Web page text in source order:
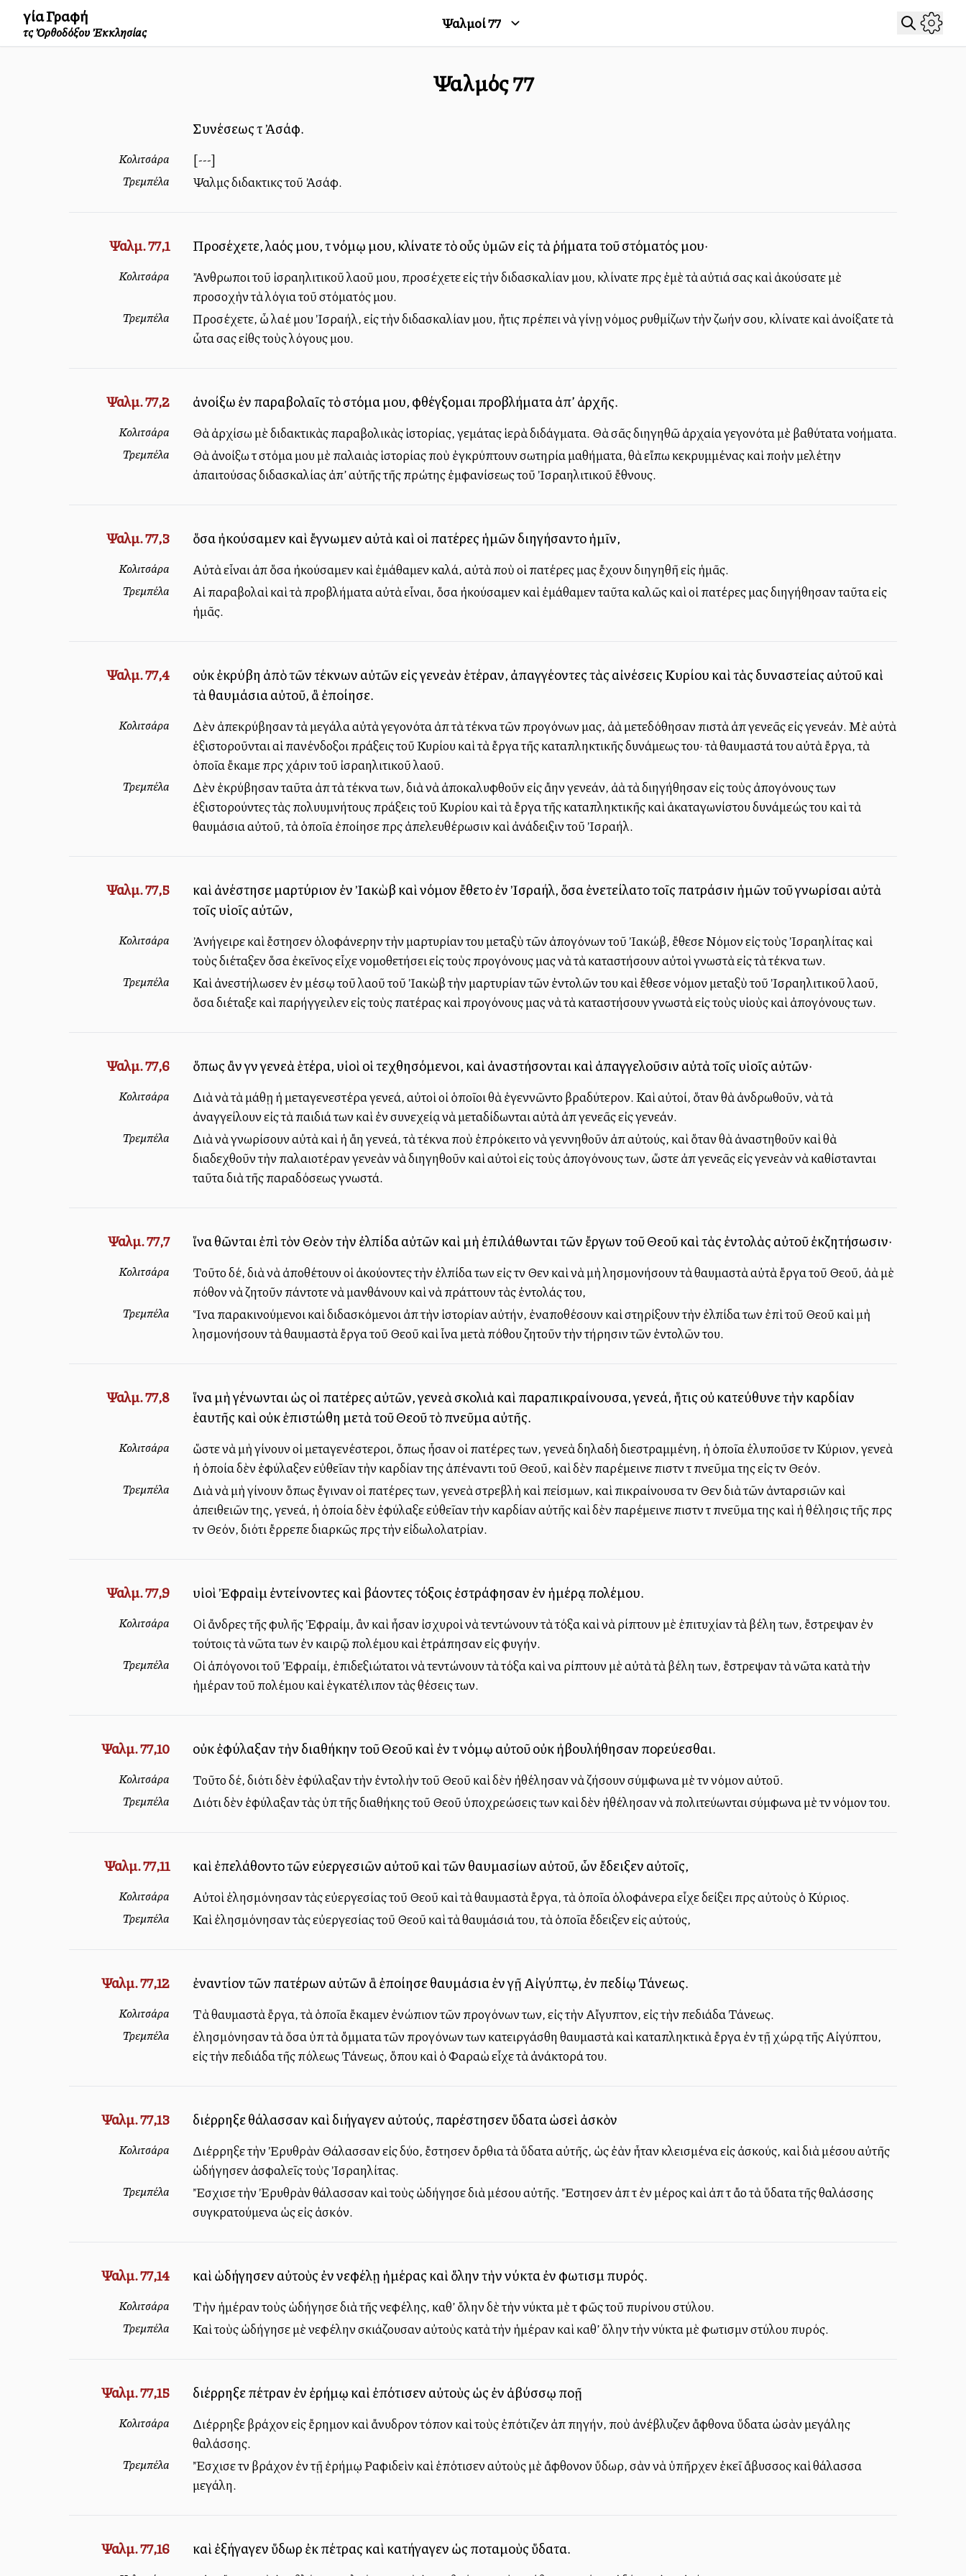
Ἁγία Γραφή
τῆς Ὀρθοδόξου Ἐκκλησίας Ψαλμοί77
Ψαλμός77
Συνέσεως τῷ Ἀσάφ.
Κολιτσάρα [---]
Τρεμπέλα Ψαλμὸς διδακτικὸς τοῦ Ἀσάφ.
Ψαλμ. 77,1 Προσέχετε, λαός μου, τῷ νόμῳ μου, κλίνατε τὸ οὖς ὑμῶν εἰς τὰ ῥήματα τοῦ στόματός μου·
Κολιτσάρα
Ἄνθρωποι τοῦ ἰσραηλιτικοῦ λαοῦ μου, προσέχετε εἰς τὴν διδασκαλίαν μου, κλίνατε πρὸς ἐμὲ τὰ αὐτιά σας καὶ ἀκούσατε μὲ
προσοχὴν τὰ λόγια τοῦ στόματός μου.
Τρεμπέλα
Προσέχετε, ὦ λαέ μου Ἰσραήλ, εἰς τὴν διδασκαλίαν μου, ἥτις πρέπει νὰ γίνῃ νόμος ρυθμίζων τὴν ζωήν σου, κλίνατε καὶ ἀνοίξατε τὰ
ὦτα σας εἰθς τοὺς λόγους μου.
Ψαλμ. 77,2 ἀνοίξω ἐν παραβολαῖς τὸ στόμα μου, φθέγξομαι προβλήματα ἀπ’ ἀρχῆς.
Κολιτσάρα Θὰ ἀρχίσω μὲ διδακτικὰς παραβολικὰς ἱστορίας, γεμάτας ἱερὰ διδάγματα. Θὰ σᾶς διηγηθῶ ἀρχαία γεγονότα μὲ βαθύτατα νοήματα.
Τρεμπέλα
Θὰ ἀνοίξω τὸ στόμα μου μὲ παλαιὰς ἱστορίας ποὺ ἐγκρύπτουν σωτηρία μαθήματα, θὰ εἴπω κεκρυμμένας καὶ πολλὴν μελέτην
ἀπαιτούσας διδασκαλίας ἀπ’ αὐτῆς τῆς πρώτης ἐμφανίσεως τοῦ Ἰσραηλιτικοῦ ἔθνους.
Ψαλμ. 77,3 ὅσα ἠκούσαμεν καὶ ἔγνωμεν αὐτὰ καὶ οἱ πατέρες ἡμῶν διηγήσαντο ἡμῖν,
Κολιτσάρα Αὐτὰ εἶναι ἀπὸ ὅσα ἠκούσαμεν καὶ ἐμάθαμεν καλά, αὐτὰ ποὺ οἱ πατέρες μας ἔχουν διηγηθῆ εἰς ἡμᾶς.
Τρεμπέλα
Αἱ παραβολαὶ καὶ τὰ προβλήματα αὐτὰ εἶναι, ὅσα ἠκούσαμεν καὶ ἐμάθαμεν ταῦτα καλῶς καὶ οἱ πατέρες μας διηγήθησαν ταῦτα εἰς
ἡμᾶς.
Ψαλμ. 77,4
οὐκ ἐκρύβη ἀπὸ τῶν τέκνων αὐτῶν εἰς γενεὰν ἑτέραν, ἀπαγγέλλοντες τὰς αἰνέσεις Κυρίου καὶ τὰς δυναστείας αὐτοῦ καὶ
τὰ θαυμάσια αὐτοῦ, ἃ ἐποίησε.
Κολιτσάρα
Δὲν ἀπεκρύβησαν τὰ μεγάλα αὐτὰ γεγονότα ἀπὸ τὰ τέκνα τῶν προγόνων μας, ἀλλὰ μετεδόθησαν πιστὰ ἀπὸ γενεᾶς εἰς γενεάν. Μὲ αὐτὰ
ἐξιστοροῦνται αἱ πανένδοξοι πράξεις τοῦ Κυρίου καὶ τὰ ἔργα τῆς καταπληκτικῆς δυνάμεως του· τὰ θαυμαστά του αὐτὰ ἔργα, τὰ
ὁποῖα ἔκαμε πρὸς χάριν τοῦ ἰσραηλιτικοῦ λαοῦ.
Τρεμπέλα
Δὲν ἐκρύβησαν ταῦτα ἀπὸ τὰ τέκνα των, διὰ νὰ ἀποκαλυφθοῦν εἰς ἄλλην γενεάν, ἀλλὰ τὰ διηγήθησαν εἰς τοὺς ἀπογόνους των
ἐξιστορούντες τὰς πολυυμνήτους πράξεις τοῦ Κυρίου καὶ τὰ ἔργα τῆς καταπληκτικῆς καὶ ἀκαταγωνίστου δυνάμεώς του καὶ τὰ
θαυμάσια αὐτοῦ, τὰ ὁποῖα ἐποίησε πρὸς ἀπελευθέρωσιν καὶ ἀνάδειξιν τοῦ Ἰσραήλ.
Ψαλμ. 77,5
καὶ ἀνέστησε μαρτύριον ἐν Ἰακὼβ καὶ νόμον ἔθετο ἐν Ἰσραήλ, ὅσα ἐνετείλατο τοῖς πατράσιν ἡμῶν τοῦ γνωρίσαι αὐτὰ
τοῖς υἱοῖς αὐτῶν,
Κολιτσάρα
Ἀνήγειρε καὶ ἔστησεν ὁλοφάνερην τὴν μαρτυρίαν του μεταξὺ τῶν ἀπογόνων τοῦ Ἰακώβ, ἔθεσε Νόμον εἰς τοὺς Ἰσραηλίτας καὶ
τοὺς διέταξεν ὅσα ἐκεῖνος εἶχε νομοθετήσει εἰς τοὺς προγόνους μας νὰ τὰ καταστήσουν αὐτοὶ γνωστὰ εἰς τὰ τέκνα των.
Τρεμπέλα
Καὶ ἀνεστήλωσεν ἐν μέσῳ τοῦ λαοῦ τοῦ Ἰακὼβ τὴν μαρτυρίαν τῶν ἐντολῶν του καὶ ἔθεσε νόμον μεταξὺ τοῦ Ἰσραηλιτικοῦ λαοῦ,
ὅσα διέταξε καὶ παρήγγειλεν εἰς τοὺς πατέρας καὶ προγόνους μας νὰ τὰ καταστήσουν γνωστὰ εἰς τοὺς υἱοὺς καὶ ἀπογόνους των.
Ψαλμ. 77,6 ὅπως ἂν γνῷ γενεὰ ἑτέρα, υἱοὶ οἱ τεχθησόμενοι, καὶ ἀναστήσονται καὶ ἀπαγγελοῦσιν αὐτὰ τοῖς υἱοῖς αὐτῶν·
Κολιτσάρα
Διὰ νὰ τὰ μάθῃ ἡ μεταγενεστέρα γενεά, αὐτοὶ οἱ ὁποῖοι θὰ ἐγεννῶντο βραδύτερον. Καὶ αὐτοί, ὅταν θὰ ἀνδρωθοῦν, νὰ τὰ
ἀναγγείλουν εἰς τὰ παιδιά των καὶ ἐν συνεχείᾳ νὰ μεταδίδωνται αὐτὰ ἀπὸ γενεᾶς εἰς γενεάν.
Τρεμπέλα
Διὰ νὰ γνωρίσουν αὐτὰ καὶ ἡ ἄλλη γενεά, τὰ τέκνα ποὺ ἐπρόκειτο νὰ γεννηθοῦν ἀπὸ αὐτούς, καὶ ὅταν θὰ ἀναστηθοῦν καὶ θὰ
διαδεχθοῦν τὴν παλαιοτέραν γενεὰν νὰ διηγηθοῦν καὶ αὐτοὶ εἰς τοὺς ἀπογόνους των, ὥστε ἀπὸ γενεᾶς εἰς γενεὰν νὰ καθίστανται
ταῦτα διὰ τῆς παραδόσεως γνωστά.
Ψαλμ. 77,7 ἵνα θῶνται ἐπὶ τὸν Θεὸν τὴν ἐλπίδα αὐτῶν καὶ μὴ ἐπιλάθωνται τῶν ἔργων τοῦ Θεοῦ καὶ τὰς ἐντολὰς αὐτοῦ ἐκζητήσωσιν·
Κολιτσάρα
Τοῦτο δέ, διὰ νὰ ἀποθέτουν οἱ ἀκούοντες τὴν ἐλπίδα των εἰς τὸν Θεὸν καὶ νὰ μὴ λησμονήσουν τὰ θαυμαστὰ αὐτὰ ἔργα τοῦ Θεοῦ, ἀλλὰ μὲ
πόθον νὰ ζητοῦν πάντοτε νὰ μανθάνουν καὶ νὰ πράττουν τὰς ἐντολάς του,
Τρεμπέλα
Ἵνα παρακινούμενοι καὶ διδασκόμενοι ἀπὸ τὴν ἱστορίαν αὐτήν, ἐναποθέσουν καὶ στηρίξουν τὴν ἐλπίδα των ἐπὶ τοῦ Θεοῦ καὶ μὴ
λησμονήσουν τὰ θαυμαστὰ ἔργα τοῦ Θεοῦ καὶ ἶνα μετὰ πόθου ζητοῦν τὴν τήρησιν τῶν ἐντολῶν του.
Ψαλμ. 77,8
ἵνα μὴ γένωνται ὡς οἱ πατέρες αὐτῶν, γενεὰ σκολιὰ καὶ παραπικραίνουσα, γενεά, ἥτις οὐ κατεύθυνε τὴν καρδίαν
ἑαυτῆς καὶ οὐκ ἐπιστώθη μετὰ τοῦ Θεοῦ τὸ πνεῦμα αὐτῆς.
Κολιτσάρα
ὥστε νὰ μὴ γίνουν οἱ μεταγενέστεροι, ὅπως ἦσαν οἱ πατέρες των, γενεὰ δηλαδὴ διεστραμμένη, ἡ ὁποῖα ἐλυποῦσε τὸν Κύριον, γενεὰ
ἡ ὁποία δὲν ἐφύλαξεν εὐθεῖαν τὴν καρδίαν της ἀπέναντι τοῦ Θεοῦ, καὶ δὲν παρέμεινε πιστὸν τὸ πνεῦμα της εἰς τὸν Θεόν.
Τρεμπέλα
Διὰ νὰ μὴ γίνουν ὅπως ἔγιναν οἱ πατέρες των, γενεὰ στρεβλὴ καὶ πείσμων, καὶ πικραίνουσα τὸν Θεὸν διὰ τῶν ἀνταρσιῶν καὶ
ἀπειθειῶν της, γενεά, ἡ ὁποία δὲν ἐφύλαξε εὐθεῖαν τὴν καρδίαν αὐτῆς καὶ δὲν παρέμεινε πιστὸν τὸ πνεῦμα της καὶ ἡ θέλησις τῆς πρὸς
τὸν Θεόν, διότι ἔρρεπε διαρκῶς πρὸς τὴν εἰδωλολατρίαν.
Ψαλμ. 77,9 υἱοὶ Ἐφραὶμ ἐντείνοντες καὶ βάλλοντες τόξοις ἐστράφησαν ἐν ἡμέρᾳ πολέμου.
Κολιτσάρα
Οἱ ἄνδρες τῆς φυλῆς Ἐφραίμ, ἂν καὶ ἦσαν ἰσχυροὶ νὰ τεντώνουν τὰ τόξα καὶ νὰ ρίπτουν μὲ ἐπιτυχίαν τὰ βέλη των, ἔστρεψαν ἐν
τούτοις τὰ νῶτα των ἐν καιρῷ πολέμου καὶ ἐτράπησαν εἰς φυγήν.
Τρεμπέλα
Οἱ ἀπόγονοι τοῦ Ἐφραίμ, ἐπιδεξιώτατοι νὰ τεντώνουν τὰ τόξα καὶ να ρίπτουν μὲ αὐτὰ τὰ βέλη των, ἔστρεψαν τὰ νῶτα κατὰ τὴν
ἡμέραν τοῦ πολέμου καὶ ἐγκατέλιπον τὰς θέσεις των.
Ψαλμ. 77,10 οὐκ ἐφύλαξαν τὴν διαθήκην τοῦ Θεοῦ καὶ ἐν τῷ νόμῳ αὐτοῦ οὐκ ἠβουλήθησαν πορεύεσθαι.
Κολιτσάρα Τοῦτο δέ, διότι δὲν ἐφύλαξαν τὴν ἐντολὴν τοῦ Θεοῦ καὶ δὲν ἠθέλησαν νὰ ζήσουν σύμφωνα μὲ τὸν νόμον αὐτοῦ.
Τρεμπέλα Διότι δὲν ἐφύλαξαν τὰς ὑπὸ τῆς διαθήκης τοῦ Θεοῦ ὑποχρεώσεις των καὶ δὲν ἠθέλησαν νὰ πολιτεύωνται σύμφωνα μὲ τὸν νόμον του.
Ψαλμ. 77,11 καὶ ἐπελάθοντο τῶν εὐεργεσιῶν αὐτοῦ καὶ τῶν θαυμασίων αὐτοῦ, ὧν ἔδειξεν αὐτοῖς,
Κολιτσάρα Αὐτοὶ ἐλησμόνησαν τὰς εὐεργεσίας τοῦ Θεοῦ καὶ τὰ θαυμαστὰ ἔργα, τὰ ὁποῖα ὁλοφάνερα εἶχε δείξει πρὸς αὐτοὺς ὁ Κύριος.
Τρεμπέλα Καὶ ἐλησμόνησαν τὰς εὐεργεσίας τοῦ Θεοῦ καὶ τὰ θαυμάσιά του, τὰ ὁποῖα ἔδειξεν εἰς αὐτούς,
Ψαλμ. 77,12 ἐναντίον τῶν πατέρων αὐτῶν ἃ ἐποίησε θαυμάσια ἐν γῇ Αἰγύπτῳ, ἐν πεδίῳ Τάνεως.
Κολιτσάρα Τὰ θαυμαστὰ ἔργα, τὰ ὁποῖα ἔκαμεν ἐνώπιον τῶν προγόνων των, εἰς τὴν Αἴγυπτον, εἰς τὴν πεδιάδα Τάνεως.
Τρεμπέλα
ἐλησμόνησαν τὰ ὅσα ὑπὸ τὰ ὄμματα τῶν προγόνων των κατειργάσθη θαυμαστὰ καὶ καταπληκτικὰ ἔργα ἐν τῇ χώρᾳ τῆς Αἰγύπτου,
εἰς τὴν πεδιάδα τῆς πόλεως Τάνεως, ὅπου καὶ ὁ Φαραὼ εἶχε τὰ ἀνάκτορά του.
Ψαλμ. 77,13 διέρρηξε θάλασσαν καὶ διήγαγεν αὐτούς, παρέστησεν ὕδατα ὡσεὶ ἀσκὸν
Κολιτσάρα
Διέρρηξε τὴν Ἐρυθρὰν Θάλασσαν εἰς δύο, ἔστησεν ὄρθια τὰ ὕδατα αὐτῆς, ὡς ἐὰν ἦταν κλεισμένα εἰς ἀσκούς, καὶ διὰ μέσου αὐτῆς
ὡδήγησεν ἀσφαλεῖς τοὺς Ἰσραηλίτας.
Τρεμπέλα
Ἔσχισε τὴν Ἐρυθρὰν θάλασσαν καὶ τοὺς ὡδήγησε διὰ μέσου αὐτῆς. Ἔστησεν ἀπὸ τὸ ἐν μέρος καὶ ἀπὸ τὸ ἄλλο τὰ ὕδατα τῆς θαλάσσης
συγκρατούμενα ὡς εἰς ἀσκόν.
Ψαλμ. 77,14 καὶ ὡδήγησεν αὐτοὺς ἐν νεφέλῃ ἡμέρας καὶ ὅλην τὴν νύκτα ἐν φωτισμῷ πυρός.
Κολιτσάρα Τὴν ἡμέραν τοὺς ὡδήγησε διὰ τῆς νεφέλης, καθ’ ὅλην δὲ τὴν νύκτα μὲ τὸ φῶς τοῦ πυρίνου στύλου.
Τρεμπέλα Καὶ τοὺς ὡδήγησε μὲ νεφέλην σκιάζουσαν αὐτοὺς κατὰ τὴν ἡμέραν καὶ καθ’ ὅλην τὴν νύκτα μὲ φωτισμὸν στύλου πυρός.
Ψαλμ. 77,15 διέρρηξε πέτραν ἐν ἐρήμῳ καὶ ἐπότισεν αὐτοὺς ὡς ἐν ἀβύσσῳ πολλῇ
Κολιτσάρα
Διέρρηξε βράχον εἰς ἔρημον καὶ ἄνυδρον τόπον καὶ τοὺς ἐπότιζεν ἀπὸ πηγήν, ποὺ ἀνέβλυζεν ἄφθονα ὕδατα ὠσὰν μεγάλης
θαλάσσης.
Τρεμπέλα
Ἔσχισε τὸν βράχον ἐν τῇ ἐρήμῳ Ραφιδεὶν καὶ ἐπότισεν αὐτοὺς μὲ ἄφθονον ὕδωρ, σὰν νὰ ὑπῆρχεν ἐκεῖ ἄβυσσος καὶ θάλασσα
μεγάλη.
Ψαλμ. 77,16 καὶ ἐξήγαγεν ὕδωρ ἐκ πέτρας καὶ κατήγαγεν ὡς ποταμοὺς ὕδατα.